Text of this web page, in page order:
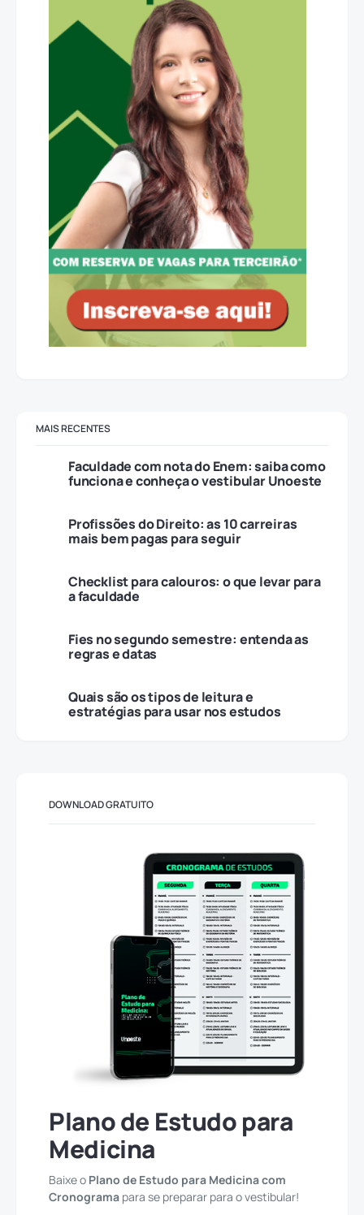
MAIS RECENTES
Faculdade com nota do Enem: saiba como
funciona e conheça o vestibular Unoeste
Profissões do Direito: as 10 carreiras
mais bem pagas para seguir
Checklist para calouros: o que levar para
a faculdade
Fies no segundo semestre: entenda as
regras e datas
Quais são os tipos de leitura e
estratégias para usar nos estudos
DOWNLOAD GRATUITO
Plano de Estudo para
Medicina
Baixe o Plano de Estudo para Medicina com
Cronograma para se preparar para o vestibular!